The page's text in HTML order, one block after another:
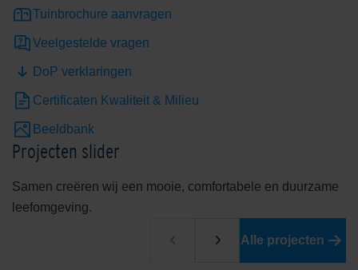
Tuinbrochure aanvragen
Veelgestelde vragen
DoP verklaringen
Certificaten Kwaliteit & Milieu
Beeldbank
Projecten slider
Samen creëren wij een mooie, comfortabele en duurzame
leefomgeving.
Alle projecten